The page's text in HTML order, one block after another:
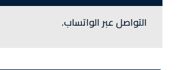
التواصل عبر الواتساب.